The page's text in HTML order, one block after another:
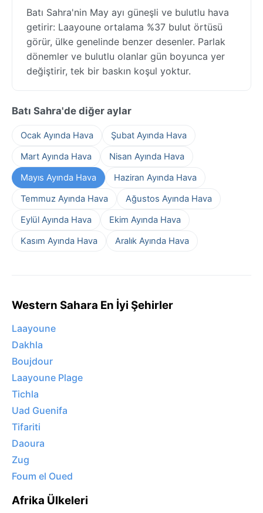
Batı Sahra'nin May ayı güneşli ve bulutlu hava
getirir: Laayoune ortalama %37 bulut örtüsü
görür, ülke genelinde benzer desenler. Parlak
dönemler ve bulutlu olanlar gün boyunca yer
değiştirir, tek bir baskın koşul yoktur.
Batı Sahra'de diğer aylar
Ocak Ayında Hava
Şubat Ayında Hava
Mart Ayında Hava
Nisan Ayında Hava
Mayıs Ayında Hava
Haziran Ayında Hava
Temmuz Ayında Hava
Ağustos Ayında Hava
Eylül Ayında Hava
Ekim Ayında Hava
Kasım Ayında Hava
Aralık Ayında Hava
Western Sahara En İyi Şehirler
Laayoune
Dakhla
Boujdour
Laayoune Plage
Tichla
Uad Guenifa
Tifariti
Daoura
Zug
Foum el Oued
Afrika Ülkeleri